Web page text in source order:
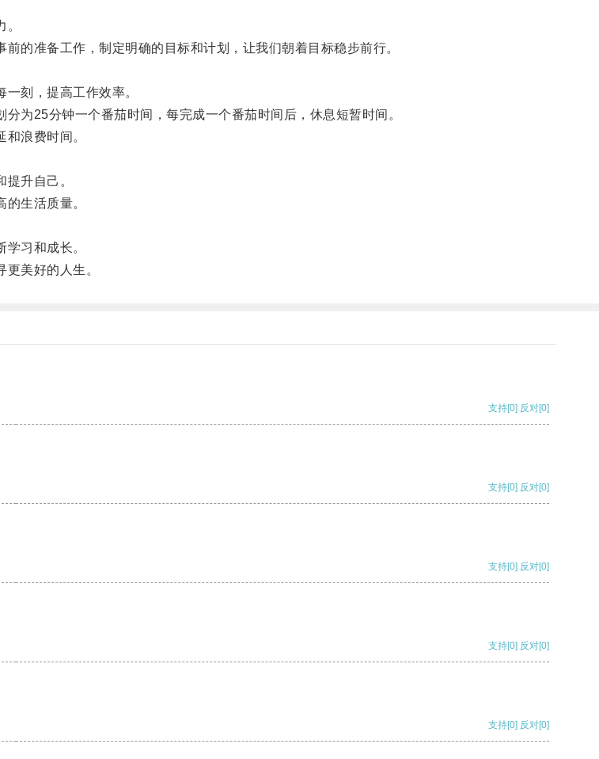
准备工作，制定明确的目标和计划，让我们朝着目标稳步前行。
刻，提高工作效率。
25分钟一个番茄时间，每完成一个番茄时间后，休息短暂时间。
浪费时间。
升自己。
生活质量。
习和成长。
美好的人生。
支持[0] 反对[0]
支持[0] 反对[0]
支持[0] 反对[0]
支持[0] 反对[0]
支持[0] 反对[0]